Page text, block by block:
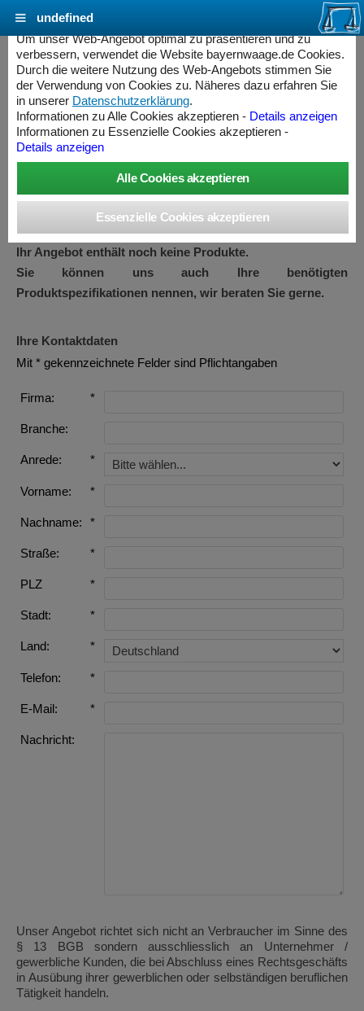
Angebot
Wir erstellen Ihnen gerne ein unverbindliches Angebot zu Ihren
benötigten Produkten.
Fügen Sie ein oder mehrere Produkte in gewünschter Anzahl
zu Ihrer Angebotsanfrage hinzu und geben Sie Ihre
Kontaktdaten ein.
Ihr Angebot enthält noch keine Produkte.
Sie können uns auch Ihre benötigten
Produktspezifikationen nennen, wir beraten Sie gerne.
Ihre Kontaktdaten
Mit * gekennzeichnete Felder sind Pflichtangaben
Firma: *
Branche:
Anrede: *
Vorname: *
Nachname: *
Straße: *
PLZ *
Stadt: *
Land: *
Telefon: *
E-Mail: *
Nachricht:
Unser Angebot richtet sich nicht an Verbraucher im Sinne des
§ 13 BGB sondern ausschliesslich an Unternehmer /
gewerbliche Kunden, die bei Abschluss eines Rechtsgeschäfts
in Ausübung ihrer gewerblichen oder selbständigen beruflichen
Tätigkeit handeln.
Cookie Einstellungen - bayernwaage.de
Um unser Web-Angebot optimal zu präsentieren und zu
verbessern, verwendet die Website bayernwaage.de Cookies.
Durch die weitere Nutzung des Web-Angebots stimmen Sie
der Verwendung von Cookies zu. Näheres dazu erfahren Sie
in unserer Datenschutzerklärung.
Informationen zu Alle Cookies akzeptieren - Details anzeigen
Informationen zu Essenzielle Cookies akzeptieren -
Details anzeigen
undefined
Controller